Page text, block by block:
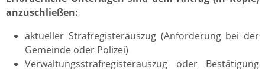
anzuschließen:
aktueller Strafregisterauszug (Anforderung bei der
Gemeinde oder Polizei)
Verwaltungsstrafregisterauszug oder Bestätigung